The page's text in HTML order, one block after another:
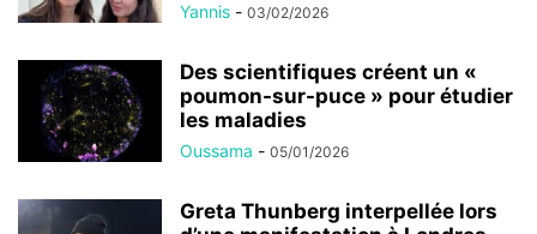
Yannis - 03/02/2026
Des scientifiques créent un «
poumon-sur-puce » pour étudier
les maladies
Oussama - 05/01/2026
Greta Thunberg interpellée lors